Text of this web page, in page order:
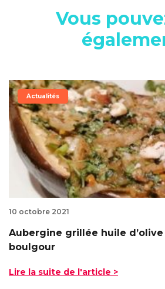
Vous
Actualités
10 octobre 2021
Aubergine grillée huile
boulgour
Lire la suite de l'article >